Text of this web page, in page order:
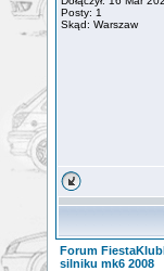
Posty: 1
Skąd: Warszaw
Forum
silniku mk6 2008